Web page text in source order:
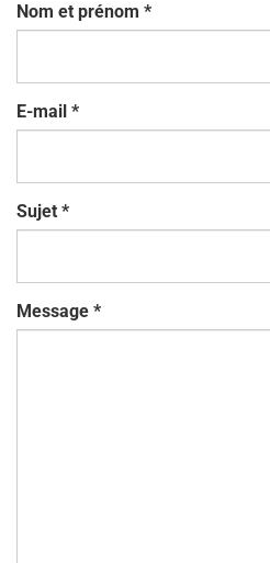
Nom et prénom *
E-mail *
Sujet *
Message *